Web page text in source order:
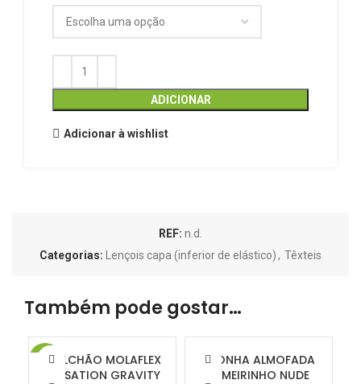
ADICIONAR
Adicionar à wishlist
REF: n.d.
Categorias: Lençois capa (inferior de elástico), Têxteis
Também pode gostar…
-60%COLCHÃO MOLAFLEX
SENSATION GRAVITY
FRONHA ALMOFADA
LAMEIRINHO NUDE